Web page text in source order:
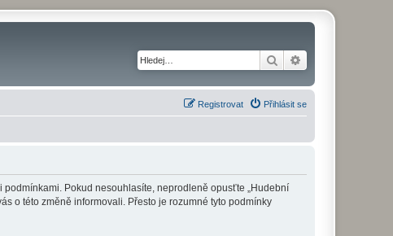
Hledat
Přihlásit se
Registrovat
podmínkami. Pokud nesouhlasíte, neprodleně opusťte „Hudební
o této změně informovali. Přesto je rozumné tyto podmínky